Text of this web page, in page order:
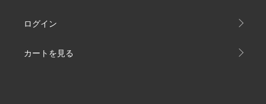
ログイン
カートを見る